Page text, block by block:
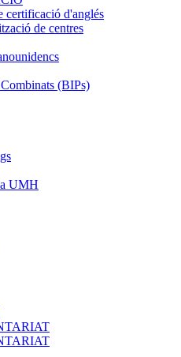
certificació d'anglés
de centres
(BIPs)
UMH